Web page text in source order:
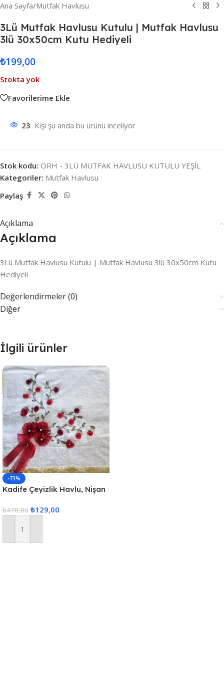
Ana Sayfa/Mutfak Havlusu
3Lü Mutfak Havlusu Kutulu | Mutfak Havlusu
3lü 30x50cm Kutu Hediyeli
₺199,00
Stokta yok
Favorilerime Ekle
23 Kişi şu anda bu ürünü inceliyor
Stok kodu: ORH - 3LÜ MUTFAK HAVLUSU KUTULU YEŞİL
Kategoriler: Mutfak Havlusu
Paylaş
Açıklama
Açıklama
3Lü Mutfak Havlusu Kutulu | Mutfak Havlusu 3lü 30x50cm Kutu
Hediyeli
Değerlendirmeler (0)
Diğer
İlgili ürünler
-73%
Kadife Çeyizlik Havlu, Nişan
Kurdele İşi Dantelli Havlu
₺478,80 ₺129,00
Sepete Ekle